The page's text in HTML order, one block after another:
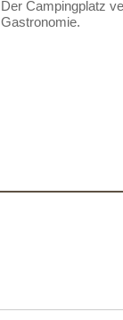
Der Campingplatz
Gastronomie.